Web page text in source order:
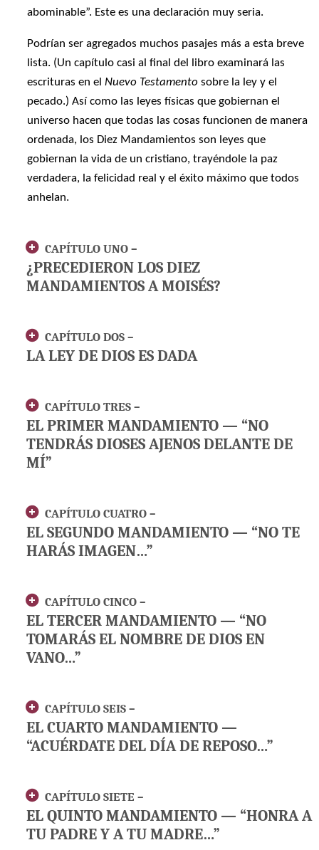
abominable”. Este es una declaración muy seria.
Podrían ser agregados muchos pasajes más a esta breve
lista. (Un capítulo casi al final del libro examinará las
escrituras en elNuevo Testamento sobre la ley y el
pecado.) Así como las leyes físicas que gobiernan el
universo hacen que todas las cosas funcionen de manera
ordenada, los Diez Mandamientos son leyes que
gobiernan la vida de un cristiano, trayéndole la paz
verdadera, la felicidad real y el éxito máximo que todos
anhelan.
CAPÍTULO UNO –
¿PRECEDIERON LOS DIEZ
MANDAMIENTOS A MOISÉS?
CAPÍTULO DOS –
LA LEY DE DIOS ES DADA
CAPÍTULO TRES –
EL PRIMER MANDAMIENTO — “NO
TENDRÁS DIOSES AJENOS DELANTE DE
MÍ”
CAPÍTULO CUATRO –
EL SEGUNDO MANDAMIENTO — “NO TE
HARÁS IMAGEN…”
CAPÍTULO CINCO –
EL TERCER MANDAMIENTO — “NO
TOMARÁS EL NOMBRE DE DIOS EN
VANO…”
CAPÍTULO SEIS –
EL CUARTO MANDAMIENTO —
“ACUÉRDATE DEL DÍA DE REPOSO…”
CAPÍTULO SIETE –
EL QUINTO MANDAMIENTO — “HONRA A
TU PADRE Y A TU MADRE…”